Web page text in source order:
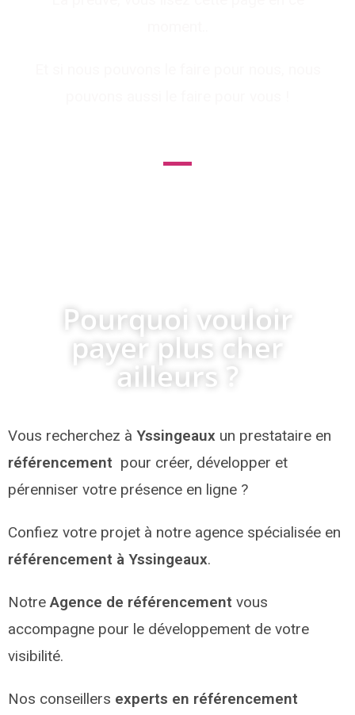
Pourquoi vouloir
payer plus cher
ailleurs ?
Vous recherchez à Yssingeaux un prestataire en
référencement pour créer, développer et
pérenniser votre présence en ligne ?
Confiez votre projet à notre agence spécialisée en
référencement à Yssingeaux.
Notre Agence de référencement vous
accompagne pour le développement de votre
visibilité.
Nos conseillers experts en référencement